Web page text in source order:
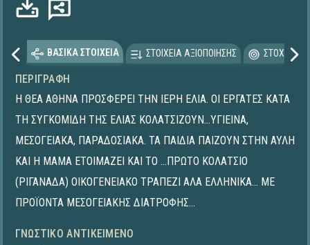
ΒΑΣΙΚΑ ΣΤΟΙΧΕΙΑ ΣΤΟΙΧΕΙΑ ΑΞΙΟΠΟΙΗΣΗΣ
ΠΕΡΙΓΡΑΦΉ
Η ΘΕΑ ΑΘΗΝΑ ΠΡΟΣΦΕΡΕΙ ΤΗΝ ΙΕΡΗ ΕΛΙΑ. ΟΙ ΕΡΓΑΤΕΣ ΚΑΤΑ
ΤΗ ΣΥΓΚΟΜΙΔΗ ΤΗΣ ΕΛΙΑΣ ΚΟΛΑΤΣΙΖΟΥΝ...ΥΓΙΕΙΝΑ,
ΜΕΣΟΓΕΙΑΚΑ, ΠΑΡΑΔΟΣΙΑΚΑ. ΤΑ ΠΑΙΔΙΑ ΠΑΙΖΟΥΝ ΣΤΗΝ ΑΥΛΗ
ΚΑΙ Η ΜΑΜΑ ΕΤΟΙΜΑΖΕΙ ΚΑΙ ΤΟ ...ΠΡΩΤΟ ΚΟΛΑΤΣΙΟ
(ΡΙΓΑΝΑΔΑ) ΟΙΚΟΓΕΝΕΙΑΚΟ ΤΡΑΠΕΖΙ ΑΛΑ ΕΛΛΗΝΙΚΑ... ΜΕ
ΠΡΟΪΟΝΤΑ ΜΕΣΟΓΕΙΑΚΗΣ ΔΙΑΤΡΟΦΗΣ...
ΓΝΩΣΤΙΚΌ ΑΝΤΙΚΕΊΜΕΝΟ